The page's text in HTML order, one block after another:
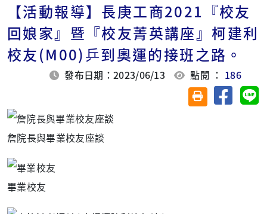
【活動報導】長庚工商2021『校友
回娘家』暨『校友菁英講座』柯建利
校友(M00)乒到奧運的接班之路。
發布日期：2023/06/13 點閱 ： 186
友善列印(另開視
分享至
詹院長與畢業校友座談
畢業校友